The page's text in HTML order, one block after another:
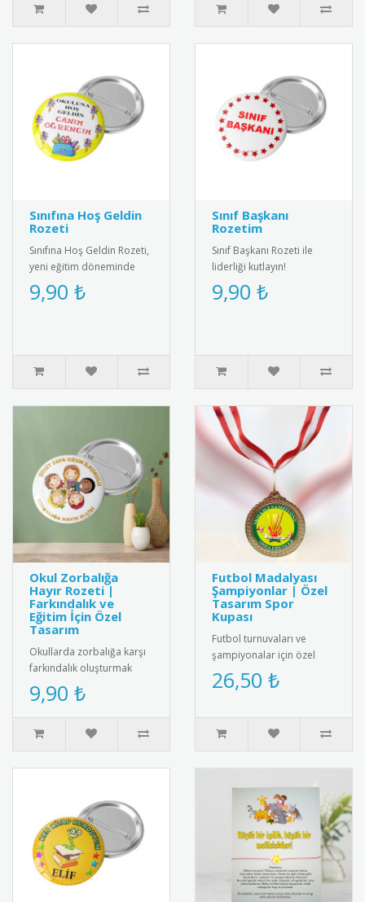
Sınıfına Hoş Geldin
Rozeti
Sınıfına Hoş Geldin Rozeti,
yeni eğitim döneminde
öğrencileri motive eden
özel bir karşılama rozetid..
9,90 ₺
Sınıf Başkanı
Rozetim
Sınıf Başkanı Rozeti ile
liderliği kutlayın!
Öğrenciler için özel
tasarım, şık ve anlamlı bir
9,90 ₺
Okul Zorbalığa
Hayır Rozeti |
Farkındalık ve
Eğitim İçin Özel
Tasarım
Okullarda zorbalığa karşı
farkındalık oluşturmak
amacıyla tasarlanmış
“Zorbalığa Hayır” temalı
rozet..
9,90 ₺
Futbol Madalyası
Şampiyonlar | Özel
Tasarım Spor
Kupası
Futbol turnuvaları ve
şampiyonalar için özel
tasarım futbol madalyası.
Kaliteli metal malzemeden
26,50 ₺